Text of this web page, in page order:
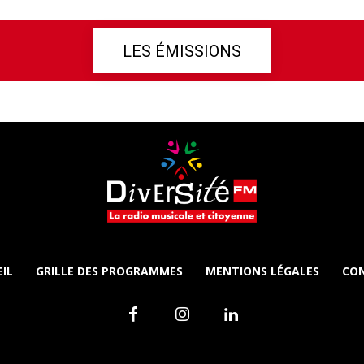
LES ÉMISSIONS
GRILLE DES PROGRAMMES MENTIONS LÉGALES